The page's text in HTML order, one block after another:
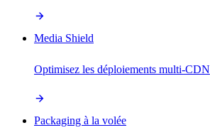
Media Shield
Optimisez les déploiements multi-CDN
Packaging à la volée